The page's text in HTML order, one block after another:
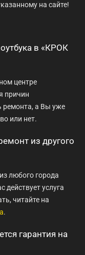
на сайте!
в «КРОК
центре
причин
ремонта, а Вы уже
или нет.
из другого
любого города
действует услуга
читайте на
.
гарантия на